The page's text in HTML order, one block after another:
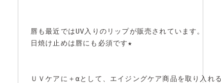
唇も最近ではUV入りのリップが販売されています。
日焼け止めは唇にも必須です★
ＵＶケアに＋αとして、エイジングケア商品を取り入れ